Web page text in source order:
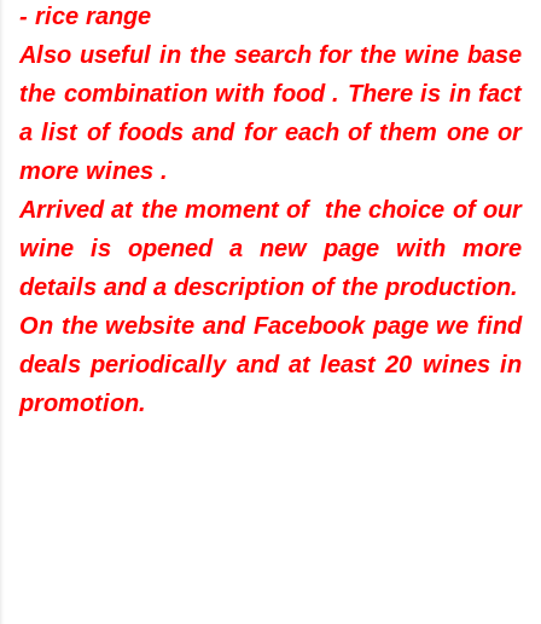
- rice range
Also useful in the search for the wine base
the combination with food . There is in fact
a list of foods and for each of them one or
more wines .
Arrived at the moment of the choice of our
wine is opened a new page with more
details and a description of the production.
On the website and Facebook page we find
deals periodically and at least 20 wines in
promotion.